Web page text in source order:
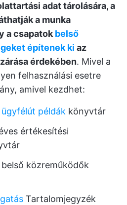
adat tárolására, a
a munka
a csapatokbelső
építenek ki az
érdekében. Mivel a
felhasználási esetre
amivel kezdhet:
ügyfélút példák könyvtár
értékesítési
közreműködők
Tartalomjegyzék